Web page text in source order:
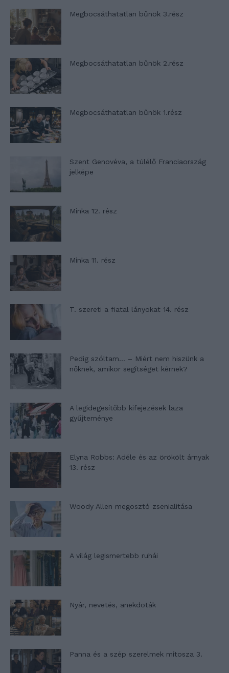
Megbocsáthatatlan bűnök 3.rész
Megbocsáthatatlan bűnök 2.rész
Megbocsáthatatlan bűnök 1.rész
Szent Genovéva, a túlélő Franciaország
jelképe
Minka 12. rész
Minka 11. rész
T. szereti a fiatal lányokat 14. rész
Pedig szóltam… – Miért nem hiszünk a
nőknek, amikor segítséget kérnek?
A legidegesítőbb kifejezések laza
gyűjteménye
Elyna Robbs: Adéle és az örökölt árnyak
13. rész
Woody Allen megosztó zsenialitása
A világ legismertebb ruhái
Nyár, nevetés, anekdoták
Panna és a szép szerelmek mítosza 3.